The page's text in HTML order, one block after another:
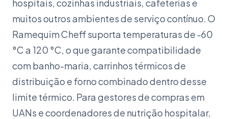
hospitais, cozinhas industriais, cafeterias e
muitos outros ambientes de serviço contínuo. O
Ramequim Cheff suporta temperaturas de -60
°C a 120 °C, o que garante compatibilidade
com banho-maria, carrinhos térmicos de
distribuição e forno combinado dentro desse
limite térmico. Para gestores de compras em
UANs e coordenadores de nutrição hospitalar,